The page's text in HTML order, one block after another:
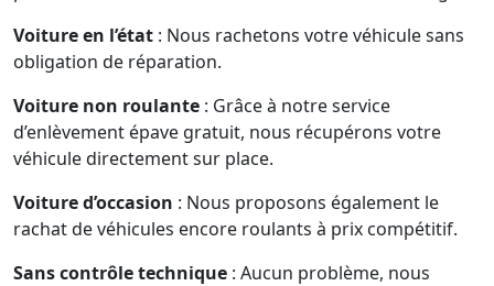
Voiture en l’état : Nous rachetons votre véhicule sans
obligation de réparation.
Voiture non roulante : Grâce à notre service
d’enlèvement épave gratuit, nous récupérons votre
véhicule directement sur place.
Voiture d’occasion : Nous proposons également le
rachat de véhicules encore roulants à prix compétitif.
Sans contrôle technique : Aucun problème, nous